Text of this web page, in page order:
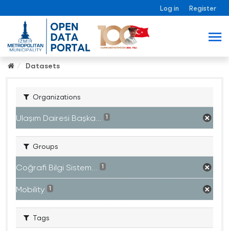
Log in Register
Datasets
Organizations
Ulaşım Dairesi Başka... 1
Groups
Coğrafi Bilgi Sistem... 1
Mobility 1
Tags